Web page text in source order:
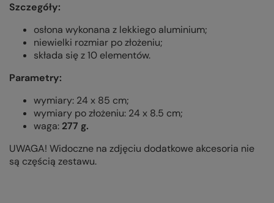
Szczegóły:
osłona wykonana z lekkiego aluminium;
niewielki rozmiar po złożeniu;
składa się z 10 elementów.
Parametry:
wymiary: 24 x 85 cm;
wymiary po złożeniu: 24 x 8.5 cm;
waga: 277 g.
UWAGA! Widoczne na zdjęciu dodatkowe akcesoria nie
są częścią zestawu.